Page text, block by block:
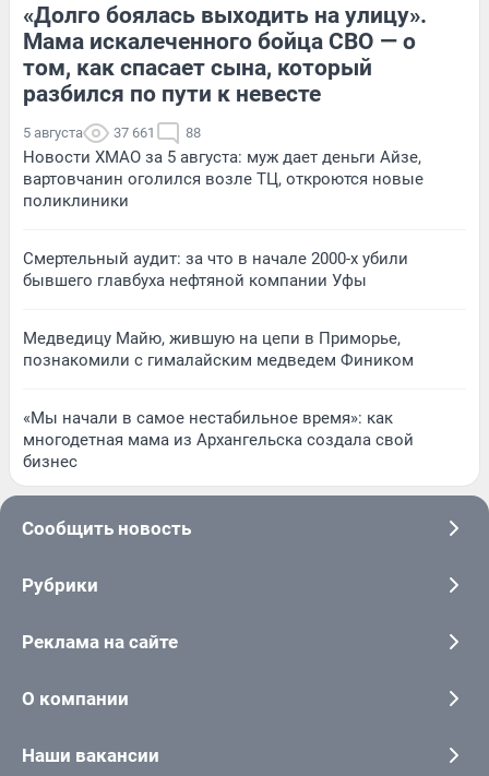
«Долго боялась выходить на улицу».
Мама искалеченного бойца СВО — о
том, как спасает сына, который
разбился по пути к невесте
5 августа 37 661 88
Новости ХМАО за 5 августа: муж дает деньги Айзе,
вартовчанин оголился возле ТЦ, откроются новые
поликлиники
Смертельный аудит: за что в начале 2000-х убили
бывшего главбуха нефтяной компании Уфы
Медведицу Майю, жившую на цепи в Приморье,
познакомили с гималайским медведем Фиником
«Мы начали в самое нестабильное время»: как
многодетная мама из Архангельска создала свой
бизнес
Сообщить новость
Рубрики
Реклама на сайте
О компании
Наши вакансии